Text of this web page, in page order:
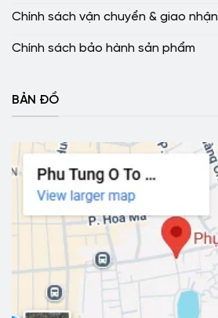
Chính sách vận chuyển & giao nhận
Chính sách bảo hành sản phẩm
BẢN ĐỒ